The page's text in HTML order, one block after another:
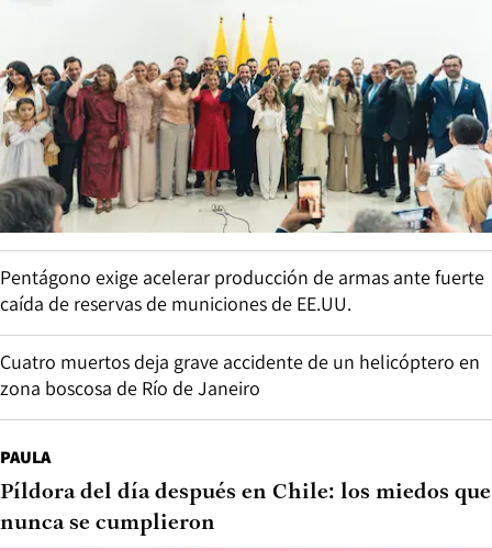
Pentágono exige acelerar producción de armas ante fuerte
caída de reservas de municiones de EE.UU.
Cuatro muertos deja grave accidente de un helicóptero en
zona boscosa de Río de Janeiro
PAULA
Píldora del día después en Chile: los miedos que
nunca se cumplieron